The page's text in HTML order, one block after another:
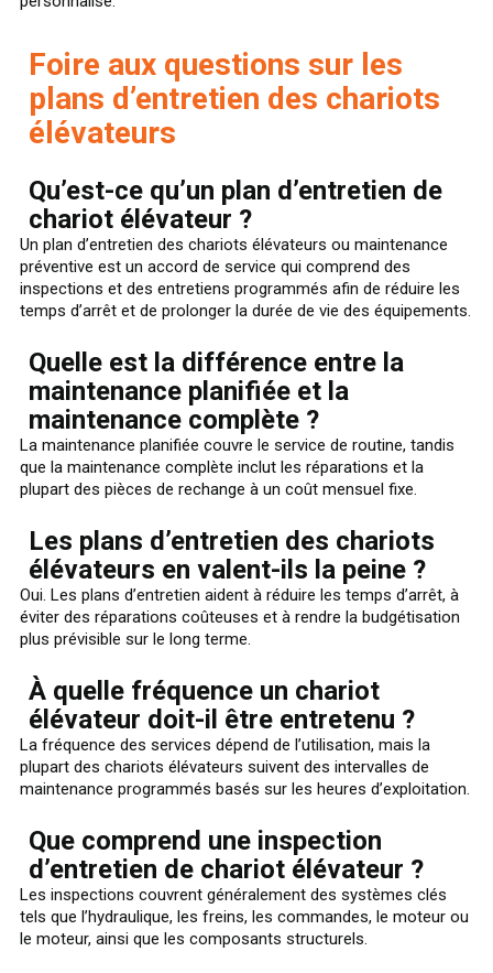
Foire aux questions sur les
plans d’entretien des chariots
élévateurs
Qu’est-ce qu’un plan d’entretien de
chariot élévateur ?
Un plan d’entretien des chariots élévateurs ou maintenance
préventive est un accord de service qui comprend des
inspections et des entretiens programmés afin de réduire les
temps d’arrêt et de prolonger la durée de vie des équipements.
Quelle est la différence entre la
maintenance planifiée et la
maintenance complète ?
La maintenance planifiée couvre le service de routine, tandis
que la maintenance complète inclut les réparations et la
plupart des pièces de rechange à un coût mensuel fixe.
Les plans d’entretien des chariots
élévateurs en valent-ils la peine ?
Oui. Les plans d’entretien aident à réduire les temps d’arrêt, à
éviter des réparations coûteuses et à rendre la budgétisation
plus prévisible sur le long terme.
À quelle fréquence un chariot
élévateur doit-il être entretenu ?
La fréquence des services dépend de l’utilisation, mais la
plupart des chariots élévateurs suivent des intervalles de
maintenance programmés basés sur les heures d’exploitation.
Que comprend une inspection
d’entretien de chariot élévateur ?
Les inspections couvrent généralement des systèmes clés
tels que l’hydraulique, les freins, les commandes, le moteur ou
le moteur, ainsi que les composants structurels.